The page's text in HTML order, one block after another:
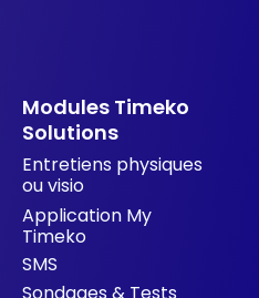
Modules Timeko
Solutions
Entretiens physiques
ou visio
Application My
Timeko
SMS